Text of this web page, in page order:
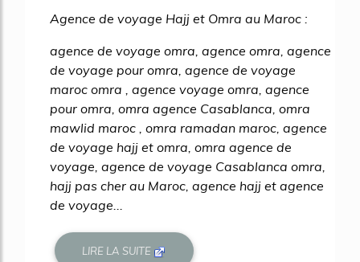
Agence de voyage Hajj et Omra au Maroc :
agence de voyage omra, agence omra, agence
de voyage pour omra, agence de voyage
maroc omra , agence voyage omra, agence
pour omra, omra agence Casablanca, omra
mawlid maroc , omra ramadan maroc, agence
de voyage hajj et omra, omra agence de
voyage, agence de voyage Casablanca omra,
hajj pas cher au Maroc, agence hajj et agence
de voyage...
LIRE LA SUITE